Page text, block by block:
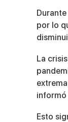
por lo
La
informó
Esto